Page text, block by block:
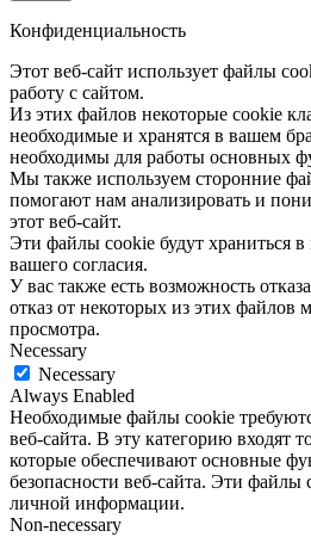
Конфиденциальность
Этот веб-сайт использует файлы
работу с сайтом.
Из этих файлов некоторые cookie
необходимые и хранятся в вашем
необходимы для работы основных
Мы также используем сторонние
помогают нам анализировать и
этот веб-сайт.
Эти файлы cookie будут храниться в
вашего согласия.
У вас также есть возможность
отказ от некоторых из этих файлов
просмотра.
Necessary
Necessary
Always Enabled
Необходимые файлы cookie
веб-сайта. В эту категорию входят
которые обеспечивают основные
безопасности веб-сайта. Эти файлы
личной информации.
Non-necessary